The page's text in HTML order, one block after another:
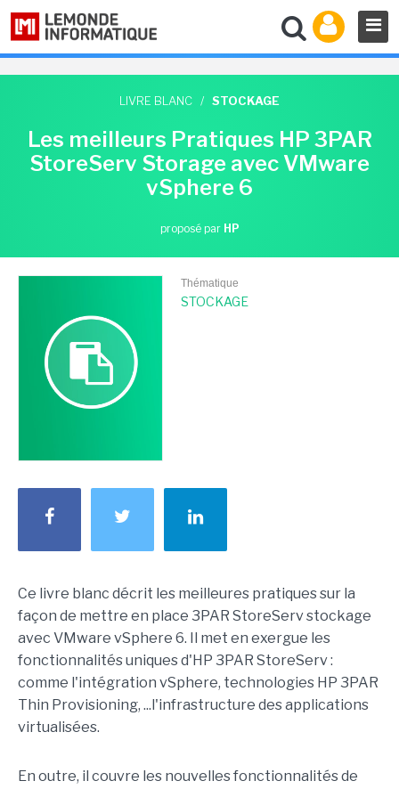
LIVRE BLANC / STOCKAGE
Les meilleurs Pratiques HP 3PAR
StoreServ Storage avec VMware
vSphere 6
proposé par HP
Thématique
STOCKAGE
Ce livre blanc décrit les meilleures pratiques sur la
façon de mettre en place 3PAR StoreServ stockage
avec VMware vSphere 6. Il met en exergue les
fonctionnalités uniques d'HP 3PAR StoreServ :
comme l'intégration vSphere, technologies HP 3PAR
Thin Provisioning, ...l'infrastructure des applications
virtualisées.
En outre, il couvre les nouvelles fonctionnalités de